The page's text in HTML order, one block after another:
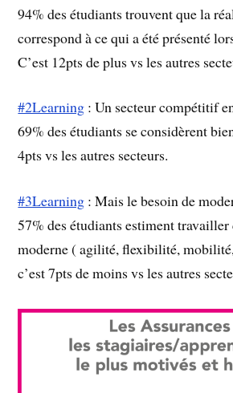
94% des étudiants trouvent que la
correspond à ce qui a été présenté
C’est 12pts de plus vs les autres
#2Learning : Un secteur compétitif
69% des étudiants se considèrent
4pts vs les autres secteurs.
#3Learning : Mais le besoin de
57% des étudiants estiment travailler
moderne ( agilité, flexibilité,
c’est 7pts de moins vs les autres